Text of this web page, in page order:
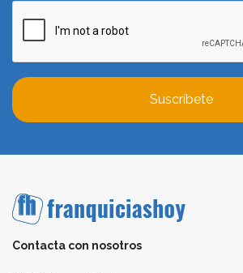
Suscríbete
Contacta con nosotros